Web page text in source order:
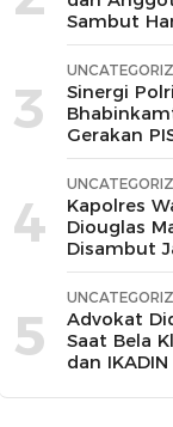
Sambut
yang Baru,
3
Sinergi
Gerakan
Motor
4
Kapolres
Diouglas
Disambut
dan Tari
5
Advokat
Saat Bela
dan
Dugaan